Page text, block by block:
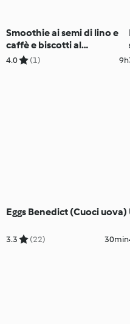
Smoothie ai semi di lino e
caffè e biscotti al
cioccolato
4.0 (1) 9h
Eggs Benedict (Cuoci uova)
3.3 (22) 30min